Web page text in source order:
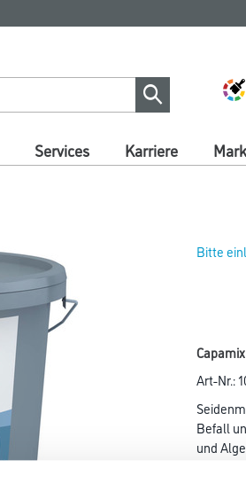
Services Karriere
Bitte
Art-Nr.:
Befall
und